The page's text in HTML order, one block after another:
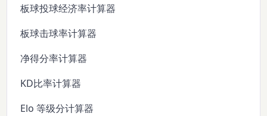
板球投球经济率计算器
板球击球率计算器
净得分率计算器
KD比率计算器
Elo 等级分计算器